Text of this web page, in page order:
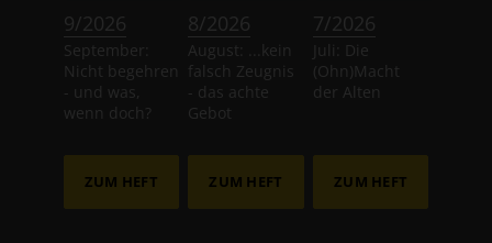
9/2026
September:
Nicht begehren
- und was,
wenn doch?
ZUM HEFT
8/2026
August: ...kein
falsch Zeugnis
- das achte
Gebot
ZUM HEFT
7/2026
Juli: Die
(Ohn)Macht
der Alten
ZUM HEFT